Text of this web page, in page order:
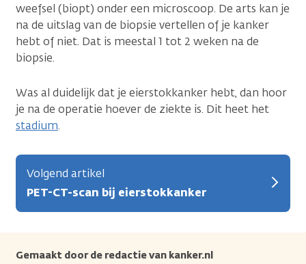
weefsel (biopt) onder een microscoop. De arts kan je
na de uitslag van de biopsie vertellen of je kanker
hebt of niet. Dat is meestal 1 tot 2 weken na de
biopsie.
Was al duidelijk dat je eierstokkanker hebt, dan hoor
je na de operatie hoever de ziekte is. Dit heet het
stadium.
Volgend artikel
PET-CT-scan bij eierstokkanker
Gemaakt door de redactie van kanker.nl